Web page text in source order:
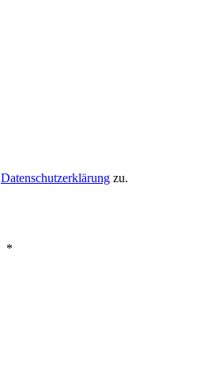
Datenschutzerklärung zu.
*